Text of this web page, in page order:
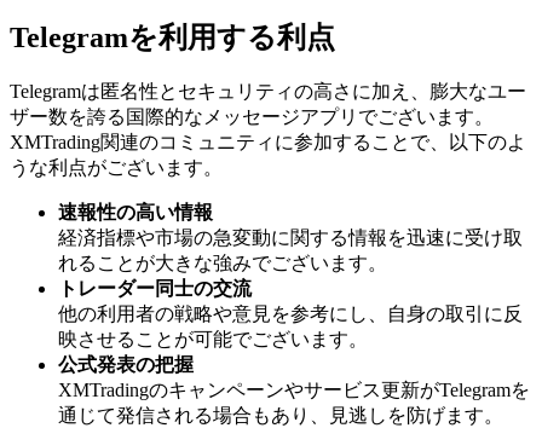
Telegramを利用する利点
Telegramは匿名性とセキュリティの高さに加え、膨大なユー
ザー数を誇る国際的なメッセージアプリでございます。
XMTrading関連のコミュニティに参加することで、以下のよ
うな利点がございます。
速報性の高い情報
経済指標や市場の急変動に関する情報を迅速に受け取
れることが大きな強みでございます。
トレーダー同士の交流
他の利用者の戦略や意見を参考にし、自身の取引に反
映させることが可能でございます。
公式発表の把握
XMTradingのキャンペーンやサービス更新がTelegramを
通じて発信される場合もあり、見逃しを防げます。